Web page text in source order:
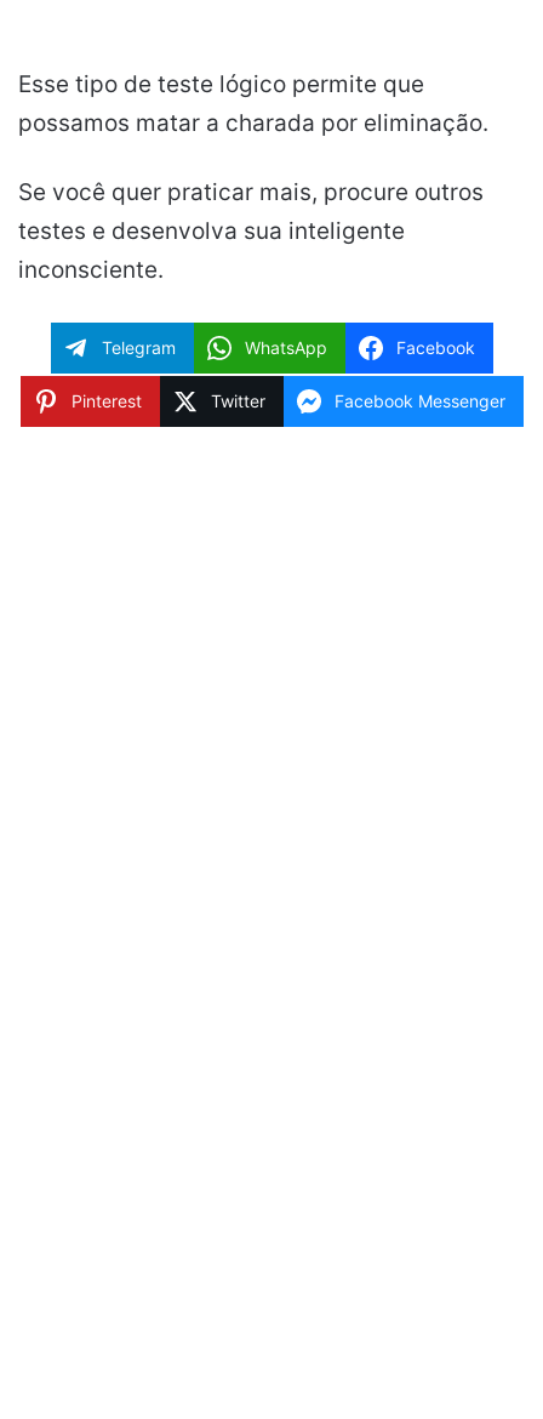
Esse tipo de teste lógico permite que
possamos matar a charada por eliminação.
Se você quer praticar mais, procure outros
testes e desenvolva sua inteligente
inconsciente.
Telegram WhatsApp Facebook
Pinterest Twitter Facebook Messenger